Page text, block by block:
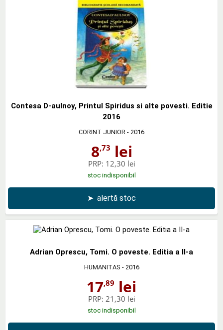
Contesa D-aulnoy, Printul Spiridus si alte povesti. Editie
2016
CORINT JUNIOR - 2016
8,73 lei
PRP: 12,30 lei
stoc indisponibil
➤ alertă stoc
Adrian Oprescu, Tomi. O poveste. Editia a II-a
HUMANITAS - 2016
17,89 lei
PRP: 21,30 lei
stoc indisponibil